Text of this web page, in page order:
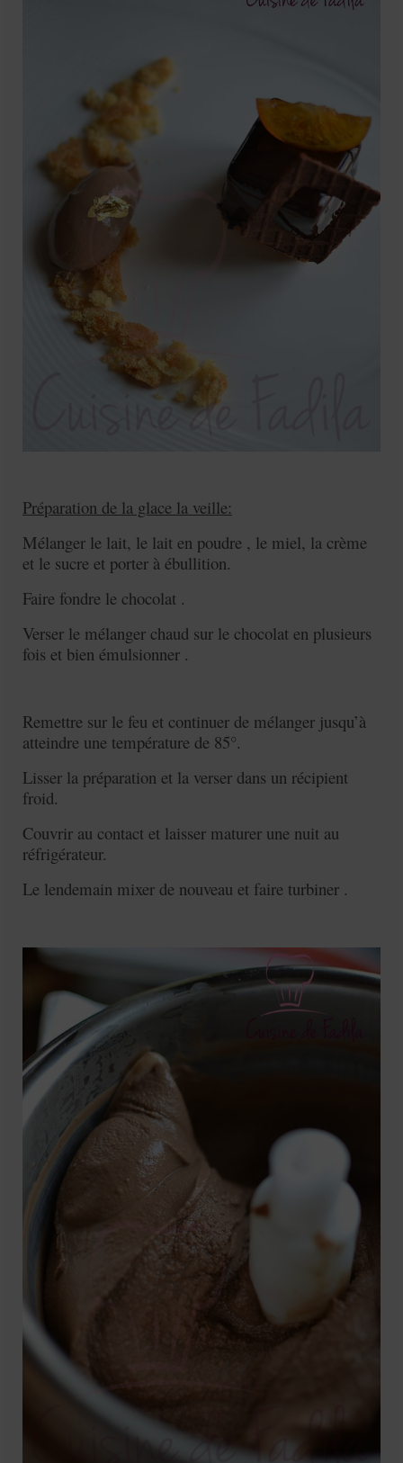
Préparation de la glace la veille:
Mélanger le lait, le lait en poudre , le miel, la crème
et le sucre et porter à ébullition.
Faire fondre le chocolat .
Verser le mélanger chaud sur le chocolat en plusieurs
fois et bien émulsionner .
Remettre sur le feu et continuer de mélanger jusqu’à
atteindre une température de 85°.
Lisser la préparation et la verser dans un récipient
froid.
Couvrir au contact et laisser maturer une nuit au
réfrigérateur.
Le lendemain mixer de nouveau et faire turbiner .